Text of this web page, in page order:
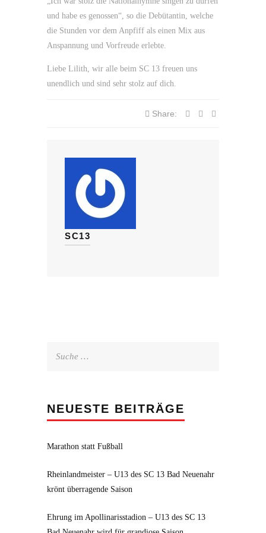
und habe es genossen“, so die Debütantin, welche
die Stunden vor dem Anpfiff als einen Mix aus
Anspannung und Vorfreude erlebte.
Liebe Lilith, wir alle beim SC 13 freuen uns
unendlich und sind sehr stolz auf dich.
Share:
SC13
NEUESTE BEITRÄGE
Marathon statt Fußball
Rheinlandmeister – U13 des SC 13 Bad Neuenahr
krönt überragende Saison
Ehrung im Apollinarisstadion – U13 des SC 13